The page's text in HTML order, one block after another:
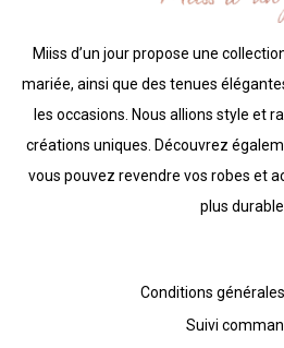
Miiss d’un jour propose une
mariée, ainsi que des tenues
les occasions. Nous allions style et
créations uniques. Découvrez
vous pouvez revendre vos robes et
plus durable.
Conditions
Suivi